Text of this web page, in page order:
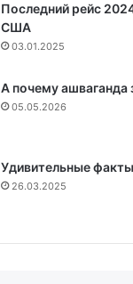
Последний рейс
США
03.01.2025
А почему ашваганда
05.05.2026
Удивительные
26.03.2025